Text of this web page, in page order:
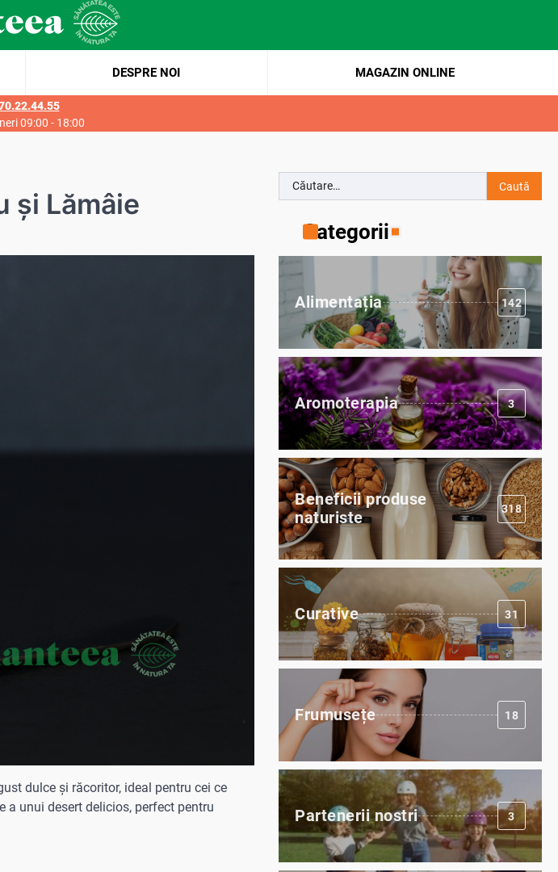
DESPRE NOI MAGAZIN ONLINE
09:00 - 18:00
și Lămâie
dulce și răcoritor, ideal pentru cei ce
a unui desert delicios, perfect pentru
Caută
după:
Categorii
Alimentația 142
Aromoterapia 3
Beneficii produse
naturiste
318
Curative 31
Frumusețe 18
Partenerii nostri 3